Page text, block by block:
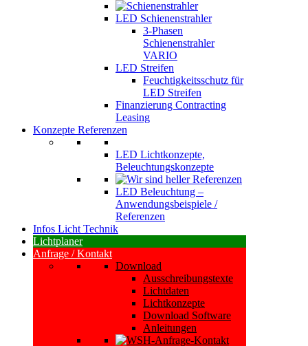
LED Schienenstrahler
3-Phasen
Schienenstrahler
VARIO
LED Streifen
Feuchtigkeitsschutz für
LED Streifen
Finanzierung Contracting
Leasing
Konzepte Referenzen
LED Lichtkonzepte,
Beleuchtungskonzepte
LED Beleuchtung –
Anwendungsbeispiele /
Referenzen
Infos Licht Technik
Lichtplaner
Anfrage / Kontakt
Download
Ausschreibungstexte
Lichtdaten
Lichtkonzepte
Download Software
Anleitungen